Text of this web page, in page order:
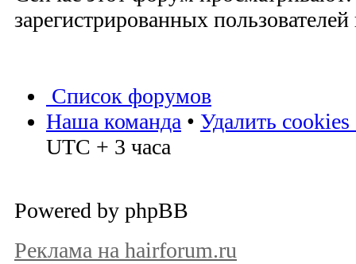
зарегистрированных
Список форумов
Наша команда • Удалить
UTC + 3 часа
Powered by phpBB
Реклама на hairforum.ru